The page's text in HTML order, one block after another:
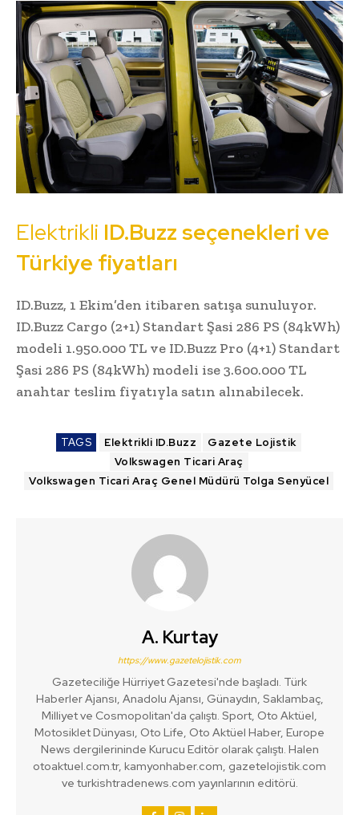
Elektrikli ID.Buzz seçenekleri ve
Türkiye fiyatları
ID.Buzz, 1 Ekim’den itibaren satışa sunuluyor.
ID.Buzz Cargo (2+1) Standart Şasi 286 PS (84kWh)
modeli 1.950.000 TL ve ID.Buzz Pro (4+1) Standart
Şasi 286 PS (84kWh) modeli ise 3.600.000 TL
anahtar teslim fiyatıyla satın alınabilecek.
TAGS Elektrikli ID.Buzz
Gazete Lojistik
Volkswagen Ticari Araç
Volkswagen Ticari Araç Genel Müdürü Tolga Senyücel
A. Kurtay
https://www.gazetelojistik.com
Gazeteciliğe Hürriyet Gazetesi'nde başladı. Türk
Haberler Ajansı, Anadolu Ajansı, Günaydın, Saklambaç,
Milliyet ve Cosmopolitan'da çalıştı. Sport, Oto Aktüel,
Motosiklet Dünyası, Oto Life, Oto Aktüel Haber, Europe
News dergilerininde Kurucu Editör olarak çalıştı. Halen
otoaktuel.com.tr, kamyonhaber.com, gazetelojistik.com
ve turkishtradenews.com yayınlarının editörü.